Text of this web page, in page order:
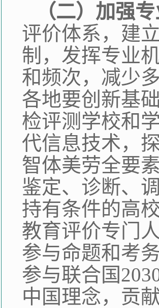
（二）加强
评价体系，建
制，发挥专业
和频次，减少
各地要创新基
检评测学校和
代信息技术，
智体美劳全要
鉴定、诊断、
持有条件的高
教育评价专门
参与命题和考
参与联合国
中国理念，贡